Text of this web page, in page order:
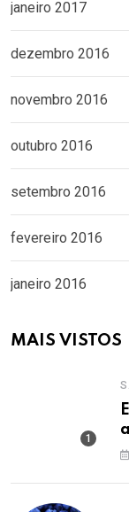
janeiro 2017
dezembro 2016
novembro 2016
outubro 2016
setembro 2016
fevereiro 2016
janeiro 2016
MAIS VISTOS